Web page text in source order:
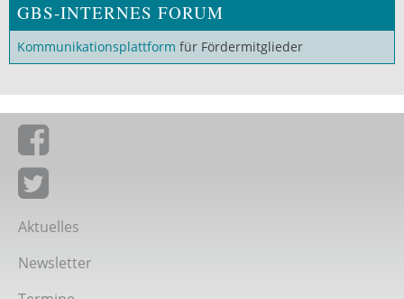
GBS-INTERNES FORUM
Kommunikationsplattform für Fördermitglieder
Giordano-Bruno-Stiftung auf Facebook
Giordano-Bruno-Stiftung bei Twitter
Aktuelles
Newsletter